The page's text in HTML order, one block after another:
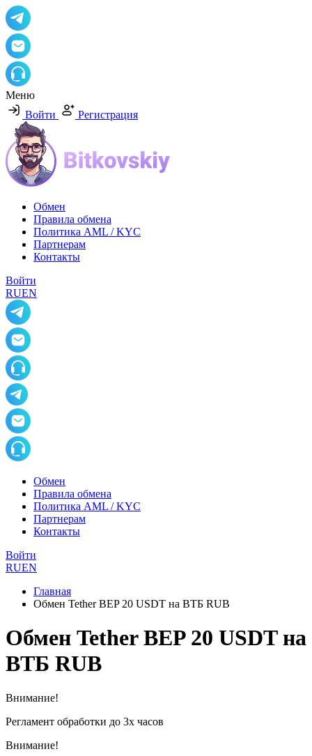
Меню
Войти
Регистрация
Обмен
Правила обмена
Политика AML / KYC
Партнерам
Контакты
Войти
RUEN
Обмен
Правила обмена
Политика AML / KYC
Партнерам
Контакты
Войти
RUEN
Главная
Обмен Tether BEP 20 USDT на ВТБ RUB
Обмен Tether BEP 20 USDT на
ВТБ RUB
Внимание!
Регламент обработки до 3х часов
Внимание!